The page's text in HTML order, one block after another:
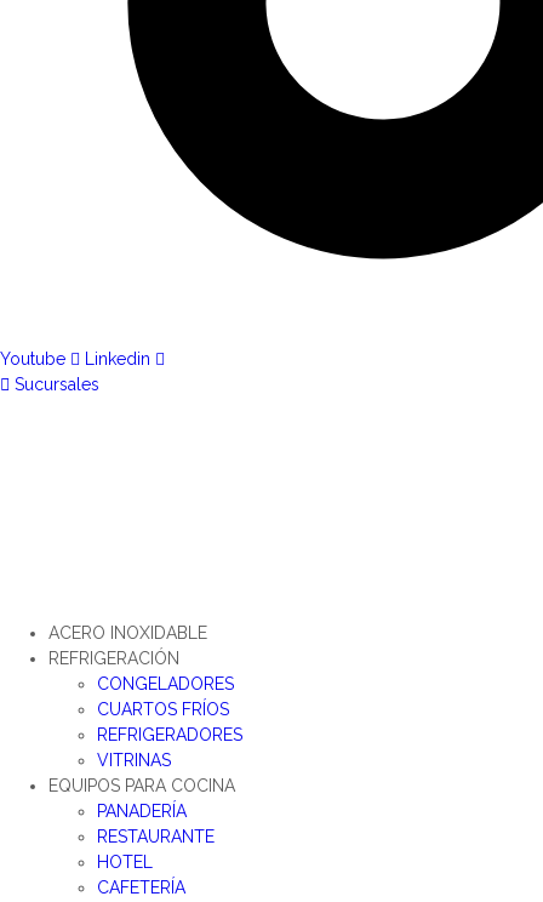
Youtube
Linkedin
Sucursales
ACERO INOXIDABLE
REFRIGERACIÓN
CONGELADORES
CUARTOS FRÍOS
REFRIGERADORES
VITRINAS
EQUIPOS PARA COCINA
PANADERÍA
RESTAURANTE
HOTEL
CAFETERÍA